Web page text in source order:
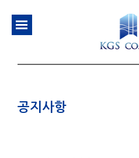
공지사항